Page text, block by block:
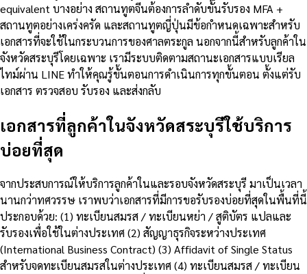
equivalent บางอย่าง สถานทูตจีนต้องการลำดับขั้นรับรอง MFA +
สถานทูตอย่างเคร่งครัด และสถานทูตญี่ปุ่นมีข้อกำหนดเฉพาะสำหรับ
เอกสารที่จะใช้ในกระบวนการของศาลตระกูล นอกจากนี้สำหรับลูกค้าใน
จังหวัดสระบุรีโดยเฉพาะ เรามีระบบติดตามสถานะเอกสารแบบเรียล
ไทม์ผ่าน LINE ทำให้คุณรู้ขั้นตอนการดำเนินการทุกขั้นตอน ตั้งแต่รับ
เอกสาร ตรวจสอบ รับรอง และส่งกลับ
เอกสารที่ลูกค้าในจังหวัดสระบุรีใช้บริการ
บ่อยที่สุด
จากประสบการณ์ให้บริการลูกค้าในและรอบจังหวัดสระบุรี มาเป็นเวลา
นานกว่าทศวรรษ เราพบว่าเอกสารที่มีการขอรับรองบ่อยที่สุดในพื้นที่นี้
ประกอบด้วย: (1) ทะเบียนสมรส / ทะเบียนหย่า / สูติบัตร แปลและ
รับรองเพื่อใช้ในต่างประเทศ (2) สัญญาธุรกิจระหว่างประเทศ
(International Business Contract) (3) Affidavit of Single Status
สำหรับจดทะเบียนสมรสในต่างประเทศ (4) ทะเบียนสมรส / ทะเบียน